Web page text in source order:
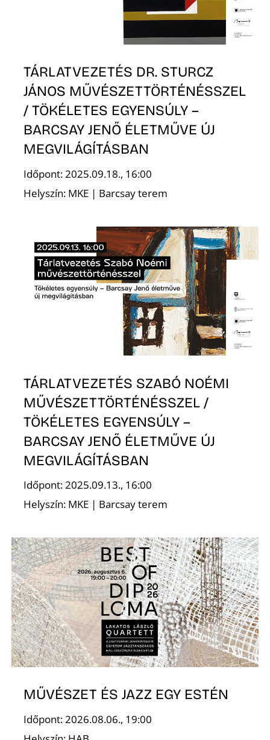
TÁRLATVEZETÉS DR. STURCZ
JÁNOS MŰVÉSZETTÖRTÉNÉSSZEL
/ TÖKÉLETES EGYENSÚLY –
BARCSAY JENŐ ÉLETMŰVE ÚJ
MEGVILÁGÍTÁSBAN
Időpont: 2025.09.18., 16:00
Helyszín: MKE | Barcsay terem
TÁRLATVEZETÉS SZABÓ NOÉMI
MŰVÉSZETTÖRTÉNÉSSZEL /
TÖKÉLETES EGYENSÚLY –
BARCSAY JENŐ ÉLETMŰVE ÚJ
MEGVILÁGÍTÁSBAN
Időpont: 2025.09.13., 16:00
Helyszín: MKE | Barcsay terem
MŰVÉSZET ÉS JAZZ EGY ESTÉN
Időpont: 2026.08.06., 19:00